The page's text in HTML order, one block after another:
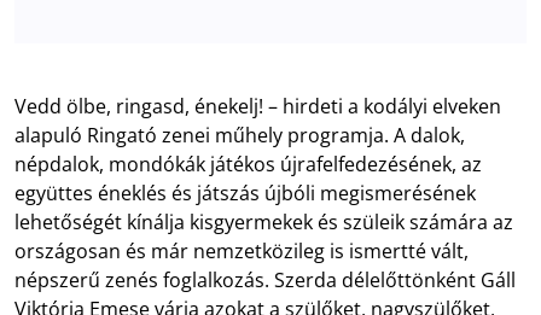
Vedd ölbe, ringasd, énekelj! – hirdeti a kodályi elveken
alapuló Ringató zenei műhely programja. A dalok,
népdalok, mondókák játékos újrafelfedezésének, az
együttes éneklés és játszás újbóli megismerésének
lehetőségét kínálja kisgyermekek és szüleik számára az
országosan és már nemzetközileg is ismertté vált,
népszerű zenés foglalkozás. Szerda délelőttönként Gáll
Viktória Emese várja azokat a szülőket, nagyszülőket,